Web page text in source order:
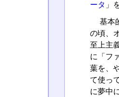
ータ 」
基本
の頃、
至上主
に「フ
葉を、
て使っ
に夢中